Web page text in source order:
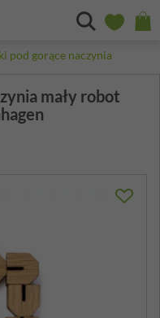
pod gorące naczynia
mały robot